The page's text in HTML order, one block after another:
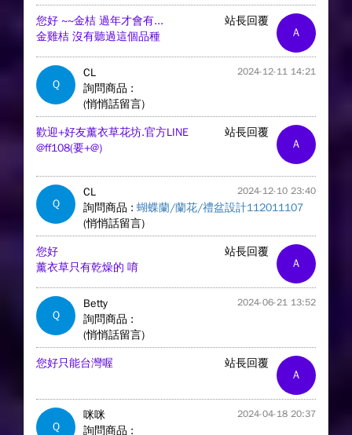
A
站長回覆
您好 ~~金桔 過年才會有...
金雞桔 沒有聽過這個品種
Q
CL 2024-12-11 14:21
詢問商品 :
(悄悄話留言)
A
站長回覆
歡迎+好友薰衣草花坊.官方LINE
@ff108(要+@)
Q
CL 2024-12-10 23:40
詢問商品 : 蝴蝶蘭/蘭花/禮盆設計112011107
(悄悄話留言)
A
站長回覆
您好
薰衣草只有乾燥的 唷
Q
Betty 2024-06-21 13:52
詢問商品 :
(悄悄話留言)
A
站長回覆
您好只能台灣喔
Q
咪咪 2024-04-18 20:37
詢問商品 :